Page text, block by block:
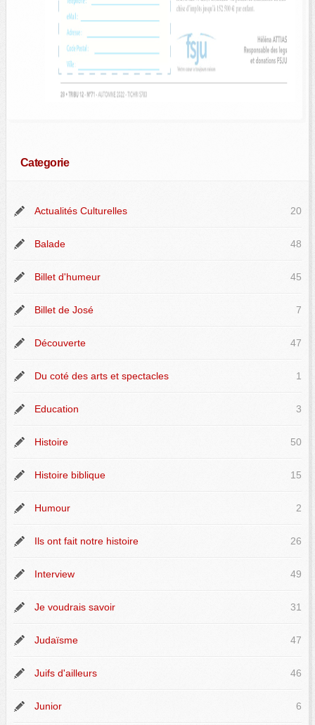
Categorie
Actualités Culturelles 20
Balade 48
Billet d'humeur 45
Billet de José 7
Découverte 47
Du coté des arts et spectacles 1
Education 3
Histoire 50
Histoire biblique 15
Humour 2
Ils ont fait notre histoire 26
Interview 49
Je voudrais savoir 31
Judaïsme 47
Juifs d'ailleurs 46
Junior 6